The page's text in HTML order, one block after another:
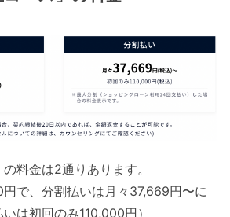
料金は2通りあります。
で、分割払いは月々37,669円〜に
は初回のみ110,000円）